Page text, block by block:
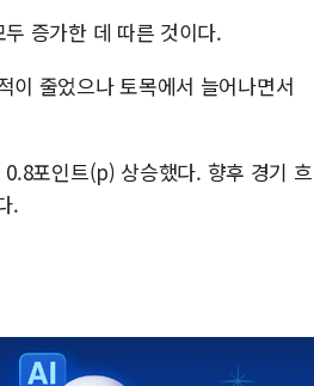
증가한 데 따른 것이다.
이 줄었으나 토목에서 늘어나면서
포인트(p) 상승했다. 향후 경기 흐
.